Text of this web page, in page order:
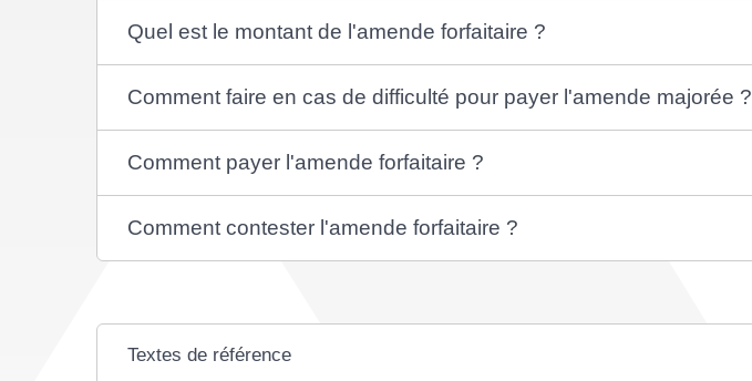
Quel est le montant de l'amende forfaitaire ?
Comment faire en cas de difficulté pour payer l'amende majorée ?
Comment payer l'amende forfaitaire ?
Comment contester l'amende forfaitaire ?
Textes de référence